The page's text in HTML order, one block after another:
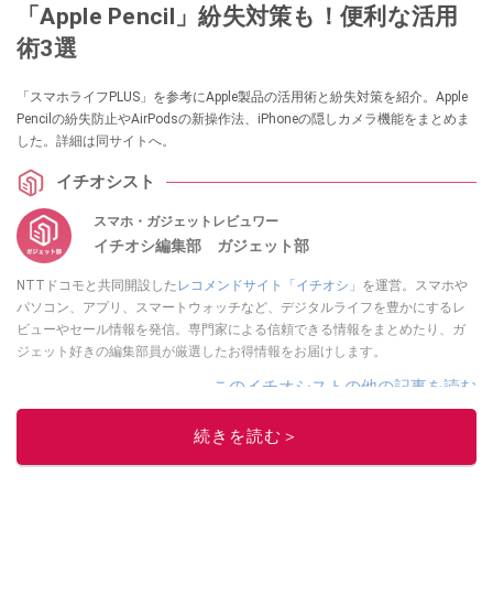
「Apple Pencil」紛失対策も！便利な活用
術3選
「スマホライフPLUS」を参考にApple製品の活用術と紛失対策を紹介。Apple
Pencilの紛失防止やAirPodsの新操作法、iPhoneの隠しカメラ機能をまとめま
した。詳細は同サイトへ。
イチオシスト
スマホ・ガジェットレビュワー
イチオシ編集部 ガジェット部
NTTドコモと共同開設した レコメンドサイト「イチオシ」 を運営。スマホや
パソコン、アプリ、スマートウォッチなど、デジタルライフを豊かにするレ
ビューやセール情報を発信。専門家による信頼できる情報をまとめたり、ガ
ジェット好きの編集部員が厳選したお得情報をお届けします。
このイチオシストの他の記事を読む
続きを読む＞